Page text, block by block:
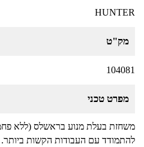
HUNTER
מק"ט
104081
מפרט טכני
משחזת בעלת מנוע בראשלס (ללא
להתמודד עם העבודות הקשות ביותר.